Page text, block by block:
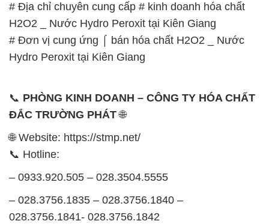
# Địa chỉ chuyên cung cấp # kinh doanh hóa chất
H2O2 _ Nước Hydro Peroxit tại Kiên Giang
# Đơn vị cung ứng ⌠ bán hóa chất H2O2 _ Nước
Hydro Peroxit tại Kiên Giang
📞 PHÒNG KINH DOANH – CÔNG TY HÓA CHẤT
ĐẮC TRƯỜNG PHÁT🌐
🌐 Website: https://stmp.net/
📞 Hotline:
– 0933.920.505 – 028.3504.5555
– 028.3756.1835 – 028.3756.1840 –
028.3756.1841- 028.3756.1842